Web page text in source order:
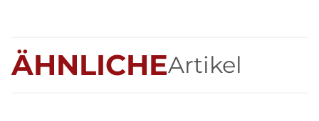
ÄHNLICHEArtikel